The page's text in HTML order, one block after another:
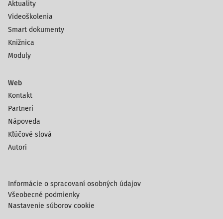
Aktuality
Videoškolenia
Smart dokumenty
Knižnica
Moduly
Web
Kontakt
Partneri
Nápoveda
Kľúčové slová
Autori
Informácie o spracovaní osobných údajov
Všeobecné podmienky
Nastavenie súborov cookie